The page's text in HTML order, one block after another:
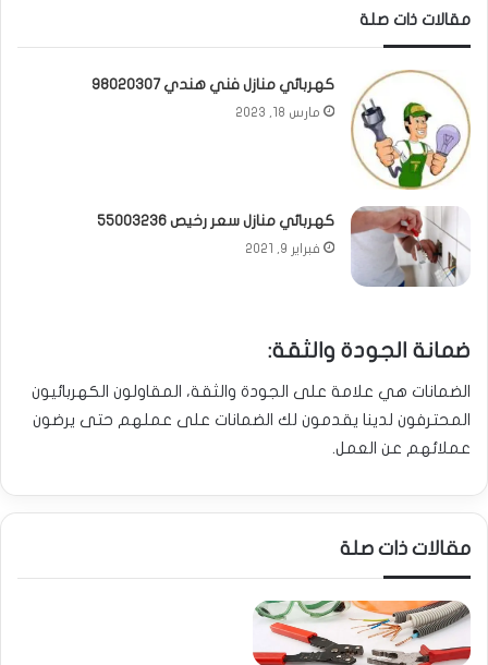
مقالات ذات صلة
كهربائي منازل فني هندي 98020307
مارس 18, 2023
كهربائي منازل سعر رخيص 55003236
فبراير 9, 2021
ضمانة الجودة والثقة:
الضمانات هي علامة على الجودة والثقة، المقاولون الكهربائيون
المحترفون لدينا يقدمون لك الضمانات على عملهم حتى يرضون
عملائهم عن العمل.
مقالات ذات صلة